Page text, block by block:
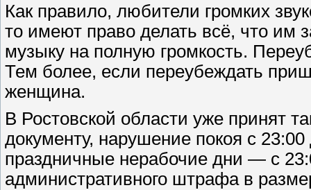
Как правило, любители громких
то имеют право делать всё, что им
музыку на полную громкость.
Тем более, если переубеждать
женщина.
В Ростовской области уже принят
документу, нарушение покоя с
праздничные нерабочие дни — с
административного штрафа в